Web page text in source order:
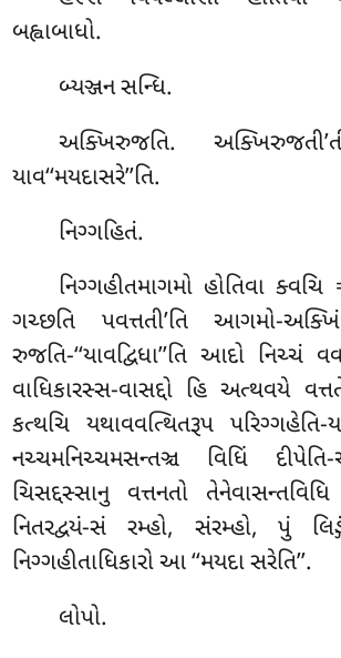
બહ્વાબાધો.
બ્યઞ્જન સન્ધિ.
અક્ખિરુજતિ.
યાવ‘‘મયદાસરે’’તિ.
નિગ્ગહિતં.
નિગ્ગહીતમાગમો હોતિવા ક્વચિ
ગચ્છતિ પવત્તતી’તિ આગમો-
રુજતિ-‘‘યાવદ્વિધા’’તિ આદો નિચ્ચં
વાધિકારસ્સ-વાસદ્દો હિ અત્થવયે
કત્થચિ યથાવવત્થિતરૂપ
નચ્ચમનિચ્ચમસન્તઞ્ચ વિધિં
ચિસદ્દસ્સાનુ વત્તનતો તેનેવાસન્તવિધિ
નિતરદ્વયં-સં રમ્હો, સંરમ્હો, પું
નિગ્ગહીતાધિકારો આ ‘‘મયદા સરેતિ’’.
લોપો.